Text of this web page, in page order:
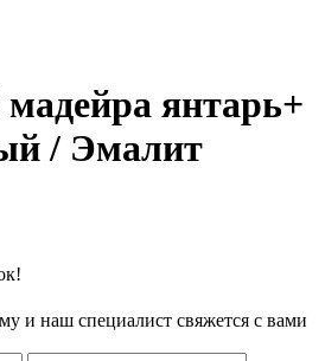
янтарь+
/ Эмалит
и наш специалист свяжется с вами